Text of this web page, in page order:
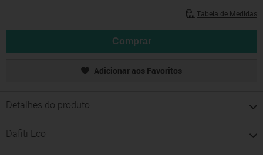
Tabela de Medidas
Comprar
Adicionar aos Favoritos
Detalhes do produto
Dafiti Eco